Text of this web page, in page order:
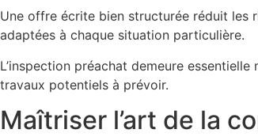
Une offre écrite bien structurée réduit les
adaptées à chaque situation particulière.
L’inspection préachat demeure
travaux potentiels à prévoir.
Maîtriser l’art de la